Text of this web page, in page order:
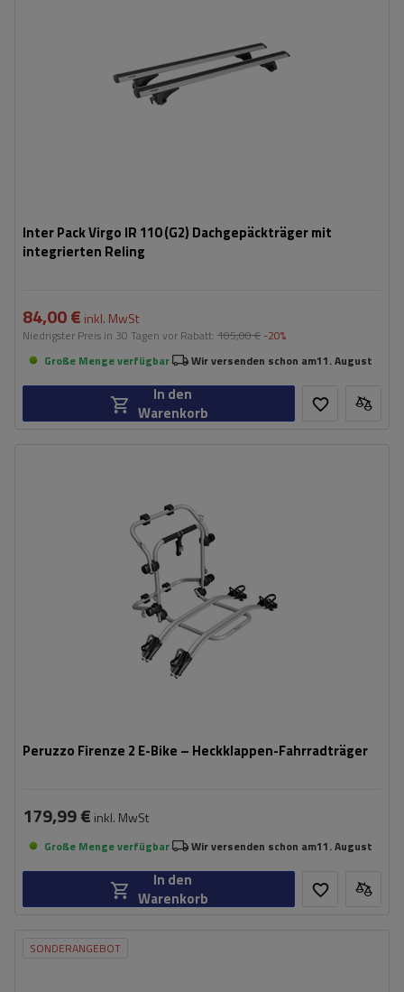
Inter Pack Virgo IR 110 (G2) Dachgepäckträger mit
integrierten Reling
84,00 € inkl. MwSt
Niedrigster Preis in 30 Tagen vor Rabatt: 105,00 € -20%
Große Menge verfügbar
Wir versenden schon am11. August
In den
Warenkorb
Peruzzo Firenze 2 E-Bike – Heckklappen-Fahrradträger
45 kg
kompatibel mit Elektrofahrrädern
Aluminiumkonstruktion
179,99 € inkl. MwSt
Große Menge verfügbar Wir versenden schon am11. August
In den
Warenkorb
SONDERANGEBOT